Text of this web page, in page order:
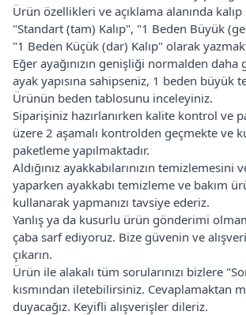
Ürün özellikleri ve açıklama alanında
"Standart (tam) Kalıp", "1 Beden Büyük
"1 Beden Küçük (dar) Kalıp" olarak
Eğer ayağınızın genişliği normalden daha
ayak yapısına sahipseniz, 1 beden büyük
Ürünün beden tablosunu inceleyiniz.
Siparişiniz hazırlanırken kalite kontrol ve
üzere 2 aşamalı kontrolden geçmekte ve
paketleme yapılmaktadır.
Aldığınız ayakkabılarınızın temizlemesini
yaparken ayakkabı temizleme ve bakım
kullanarak yapmanızı tavsiye ederiz.
Yanlış ya da kusurlu ürün gönderimi
çaba sarf ediyoruz. Bize güvenin ve
çıkarın.
Ürün ile alakalı tüm sorularınızı bizlere
kısmından iletebilirsiniz. Cevaplamaktan
duyacağız. Keyifli alışverişler dileriz.